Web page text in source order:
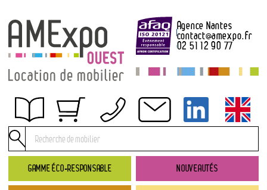
GAMME ÉCO-RESPONSABLE NOUVEAUTÉS
Agence Nantes
contact@amexpo.fr
02 51 12 90 77
Obtenir un devis
Conditions générales de location
Conditions de règlement
Contact